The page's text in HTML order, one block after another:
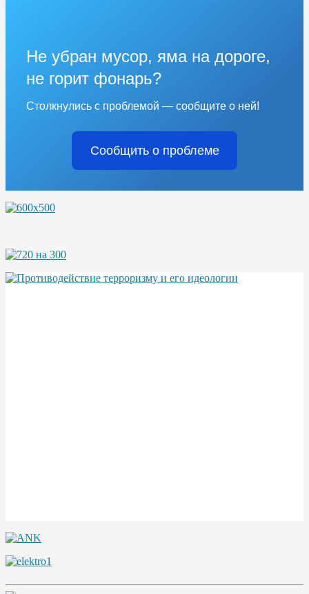
Не убран мусор, яма на дороге,
не горит фонарь?
Столкнулись с проблемой — сообщите о ней!
Сообщить о проблеме